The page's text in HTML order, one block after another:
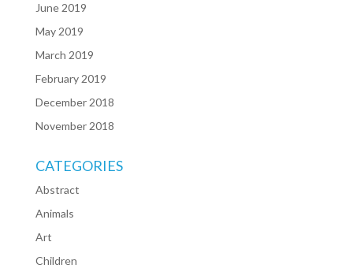
June 2019
May 2019
March 2019
February 2019
December 2018
November 2018
CATEGORIES
Abstract
Animals
Art
Children